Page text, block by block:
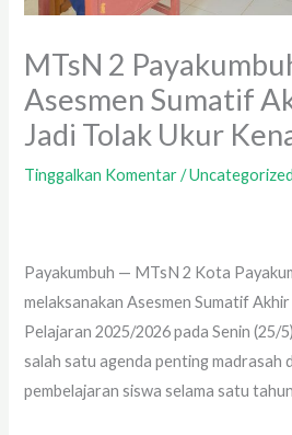
MTsN 2
Asesmen Sumatif
Jadi Tolak Ukur
Tinggalkan Komentar /Uncategorized
Payakumbuh — MTsN 2 Kota
melaksanakan Asesmen Sumatif
Pelajaran 2025/2026 pada Senin (25/
salah satu agenda penting madrasah
pembelajaran siswa selama satu